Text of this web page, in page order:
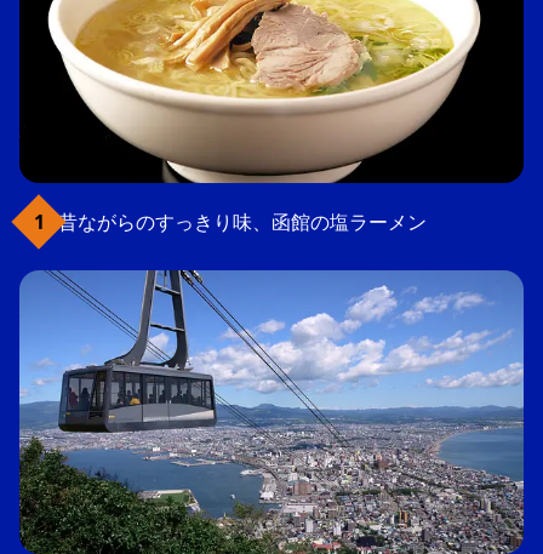
昔ながらのすっきり味、函館の塩ラーメン